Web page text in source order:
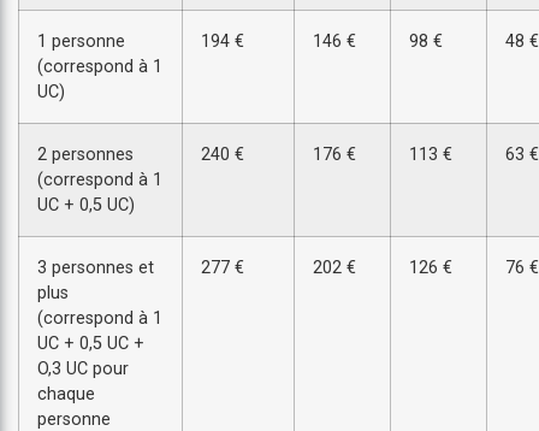
1 personne
(correspond à 1
UC)
194 € 146 € 98 € 48 €
2 personnes
(correspond à 1
UC + 0,5 UC)
240 € 176 € 113 € 63 €
3 personnes et
plus
(correspond à 1
UC + 0,5 UC +
O,3 UC pour
chaque
personne
277 € 202 € 126 € 76 €